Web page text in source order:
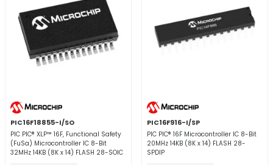
PIC16F18855-I/SO
PIC PIC® XLP™ 16F, Functional Safety
(FuSa) Microcontroller IC 8-Bit
32MHz 14KB (8K x 14) FLASH 28-SOIC
PIC16F916-I/SP
PIC PIC® 16F Microcontroller IC 8-Bit
20MHz 14KB (8K x 14) FLASH 28-
SPDIP